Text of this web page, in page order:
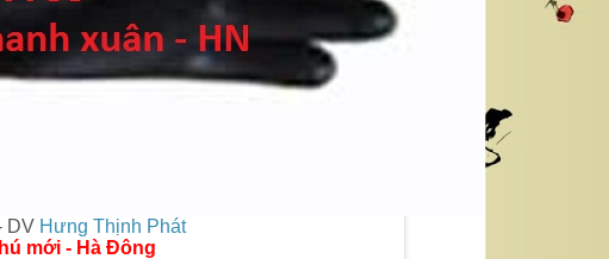
DV Hưng Thịnh Phát
mới - Hà Đông